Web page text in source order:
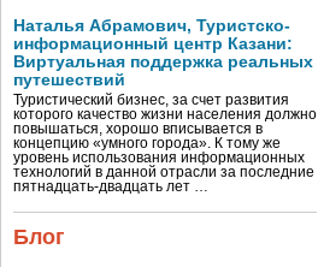
Наталья Абрамович, Туристско-
информационный центр Казани:
Виртуальная поддержка реальных
путешествий
Туристический бизнес, за счет развития
которого качество жизни населения должно
повышаться, хорошо вписывается в
концепцию «умного города». К тому же
уровень использования информационных
технологий в данной отрасли за последние
пятнадцать-двадцать лет …
Блог